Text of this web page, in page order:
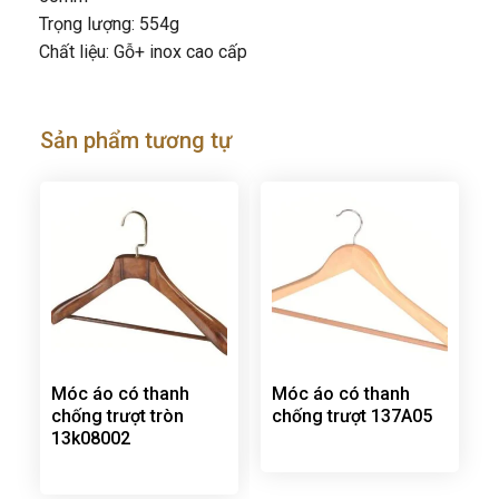
Trọng lượng: 554g
Chất liệu: Gỗ+ inox cao cấp
Sản phẩm tương tự
Móc áo có thanh
chống trượt tròn
13k08002
Móc áo có thanh
chống trượt 137A05